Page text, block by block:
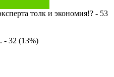
толк и экономия!? - 53
- 32 (13%)